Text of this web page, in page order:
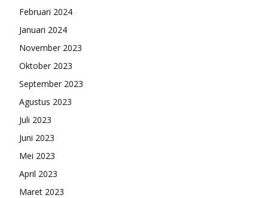
Februari 2024
Januari 2024
November 2023
Oktober 2023
September 2023
Agustus 2023
Juli 2023
Juni 2023
Mei 2023
April 2023
Maret 2023